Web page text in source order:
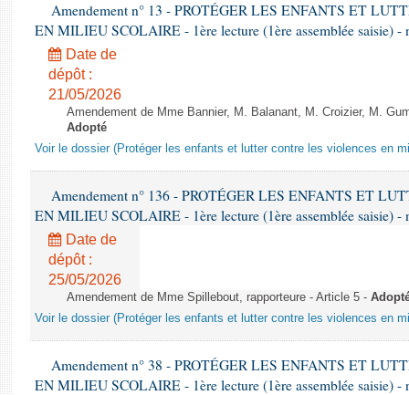
Amendement n° 13 - PROTÉGER LES ENFANTS ET
EN MILIEU SCOLAIRE - 1ère lecture (1ère assemblée saisie) -
Date de
dépôt :
21/05/2026
Amendement de Mme Bannier, M. Balanant, M. Croizier, M.
Adopté
Voir le dossier (Protéger les enfants et lutter contre les violences en
Amendement n° 136 - PROTÉGER LES ENFANTS ET
EN MILIEU SCOLAIRE - 1ère lecture (1ère assemblée saisie) -
Date de
dépôt :
25/05/2026
Amendement de Mme Spillebout, rapporteure - Article 5 -
Voir le dossier (Protéger les enfants et lutter contre les violences en
Amendement n° 38 - PROTÉGER LES ENFANTS ET
EN MILIEU SCOLAIRE - 1ère lecture (1ère assemblée saisie) -